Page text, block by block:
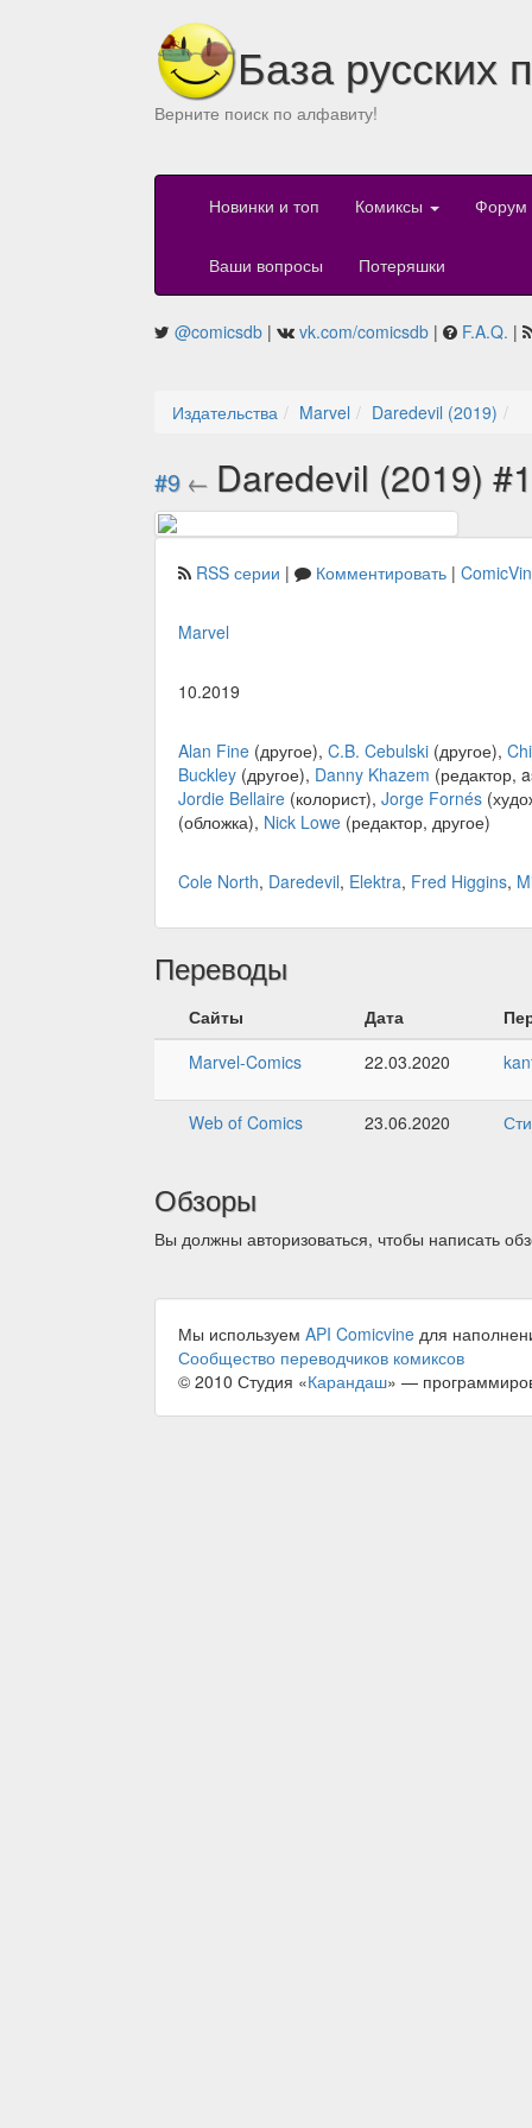
База русских
Верните поиск по алфавиту!
Новинки и топ Комиксы Форум
Ваши вопросы Потеряшки
@comicsdb | vk.com/comicsdb | F.A.Q. |
Издательства Marvel Daredevil (2019)
#9 ← Daredevil (2019)
RSS серии | Комментировать |
Marvel
10.2019
Alan Fine (другое), C.B. Cebulski (другое),
Buckley (другое), Danny Khazem (редактор,
Jordie Bellaire (колорист), Jorge Fornés
(обложка), Nick Lowe (редактор, другое)
Cole North, Daredevil, Elektra, Fred Higgins,
Переводы
Сайты Дата
Marvel-Comics
22.03.2020
Web of Comics 23.06.2020
Обзоры
Вы должны авторизоваться, чтобы написать
Мы используем API Comicvine для
Сообщество переводчиков комиксов
© 2010 Студия «Карандаш» —